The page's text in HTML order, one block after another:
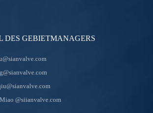
DES GEBIETMANAGERS
@siianvalve.com